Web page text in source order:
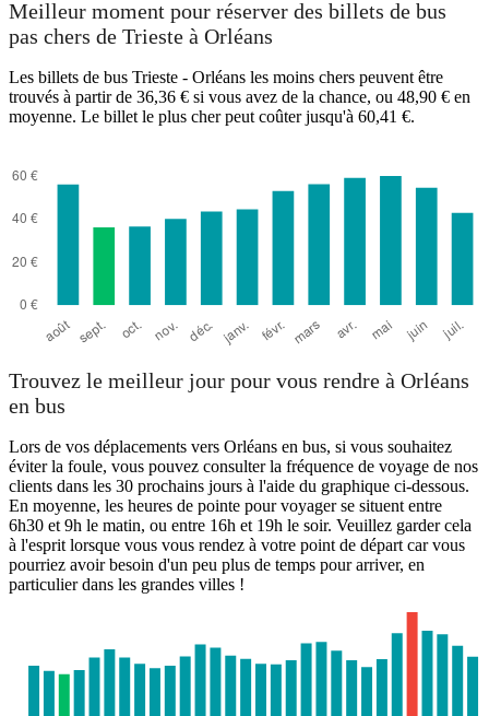
Meilleur moment pour réserver des billets de bus
pas chers de Trieste à Orléans
Les billets de bus Trieste - Orléans les moins chers peuvent être
trouvés à partir de 36,36 € si vous avez de la chance, ou 48,90 € en
moyenne. Le billet le plus cher peut coûter jusqu'à 60,41 €.
Trouvez le meilleur jour pour vous rendre à Orléans
en bus
Lors de vos déplacements vers Orléans en bus, si vous souhaitez
éviter la foule, vous pouvez consulter la fréquence de voyage de nos
clients dans les 30 prochains jours à l'aide du graphique ci-dessous.
En moyenne, les heures de pointe pour voyager se situent entre
6h30 et 9h le matin, ou entre 16h et 19h le soir. Veuillez garder cela
à l'esprit lorsque vous vous rendez à votre point de départ car vous
pourriez avoir besoin d'un peu plus de temps pour arriver, en
particulier dans les grandes villes !